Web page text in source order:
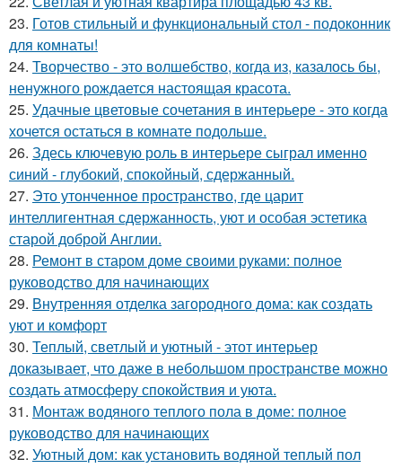
23. Готов стильный и функциональный стол - подоконник
для комнаты!
24. Творчество - это волшебство, когда из, казалось бы,
ненужного рождается настоящая красота.
25. Удачные цветовые сочетания в интерьере - это когда
хочется остаться в комнате подольше.
26. Здесь ключевую роль в интерьере сыграл именно
синий - глубокий, спокойный, сдержанный.
27. Это утонченное пространство, где царит
интеллигентная сдержанность, уют и особая эстетика
старой доброй Англии.
28. Ремонт в старом доме своими руками: полное
руководство для начинающих
29. Внутренняя отделка загородного дома: как создать
уют и комфорт
30. Теплый, светлый и уютный - этот интерьер
доказывает, что даже в небольшом пространстве можно
создать атмосферу спокойствия и уюта.
31. Монтаж водяного теплого пола в доме: полное
руководство для начинающих
32. Уютный дом: как установить водяной теплый пол